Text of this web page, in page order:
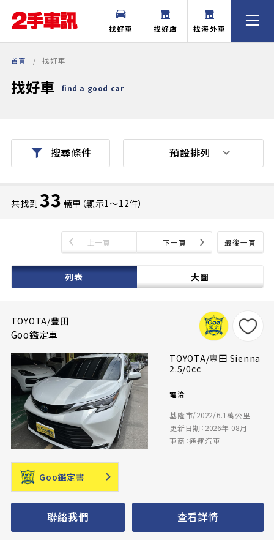
找好車 找好店 找海外車
首頁 找好車
找好車 find a good car
搜尋條件
共找到 33 輛車（顯示1〜12件）
最後一頁
上一頁 下一頁
列表 大圖
預設排列
TOYOTA/豐田
Goo鑑定車
TOYOTA/豐田 Sienna
2.5/0cc
電洽
基隆市/2022/6.1萬公里
更新日期：2026年 08月
車商：通運汽車
Goo鑑定書
聯絡我們 查看詳情